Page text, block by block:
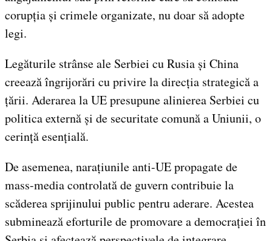
corupția și crimele organizate, nu doar să adopte
legi.
Legăturile strânse ale Serbiei cu Rusia și China
creează îngrijorări cu privire la direcția strategică a
țării. Aderarea la UE presupune alinierea Serbiei cu
politica externă și de securitate comună a Uniunii, o
cerință esențială.
De asemenea, narațiunile anti-UE propagate de
mass-media controlată de guvern contribuie la
scăderea sprijinului public pentru aderare. Acestea
subminează eforturile de promovare a democrației în